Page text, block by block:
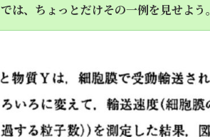
では、ちょっとだけその一例を見せよう。